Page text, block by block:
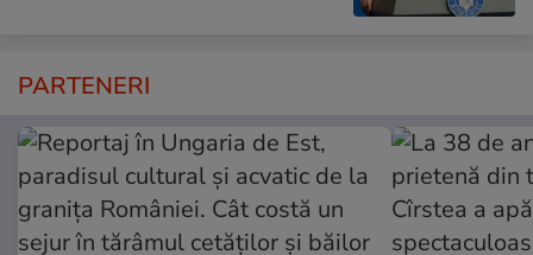
PARTENERI